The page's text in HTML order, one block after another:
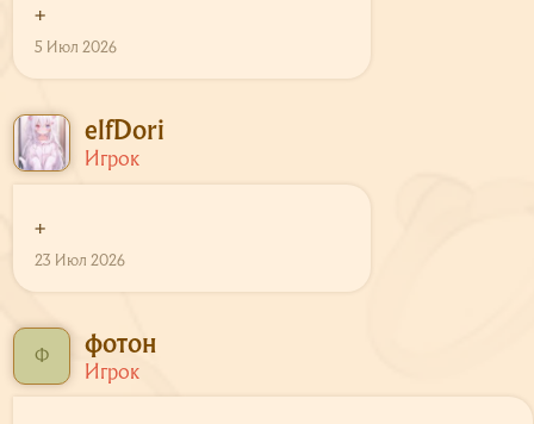
+
5 Июл 2026
elfDori
Игрок
+
23 Июл 2026
Ф фотон
Игрок